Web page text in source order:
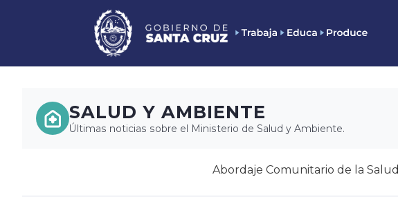
SALUD Y AMBIENTE
Últimas noticias sobre el Ministerio de Salud y Ambiente.
Abordaje Comunitario de la Salud